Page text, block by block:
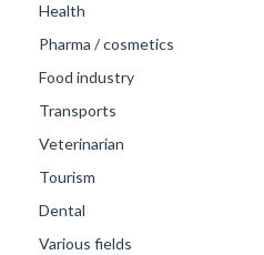
Health
Pharma / cosmetics
Food industry
Transports
Veterinarian
Tourism
Dental
Various fields